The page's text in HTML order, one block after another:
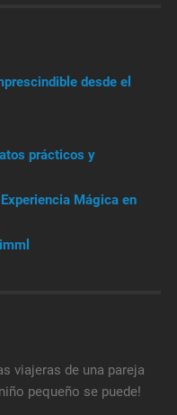
desde el
prácticos y
Mágica en
viajeras de una pareja
pequeño se puede!